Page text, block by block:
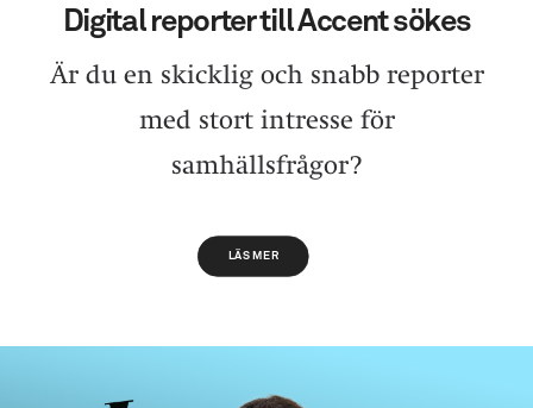
Digital reporter till Accent sökes
Är du en skicklig och snabb reporter
med stort intresse för
samhällsfrågor?
LÄS MER